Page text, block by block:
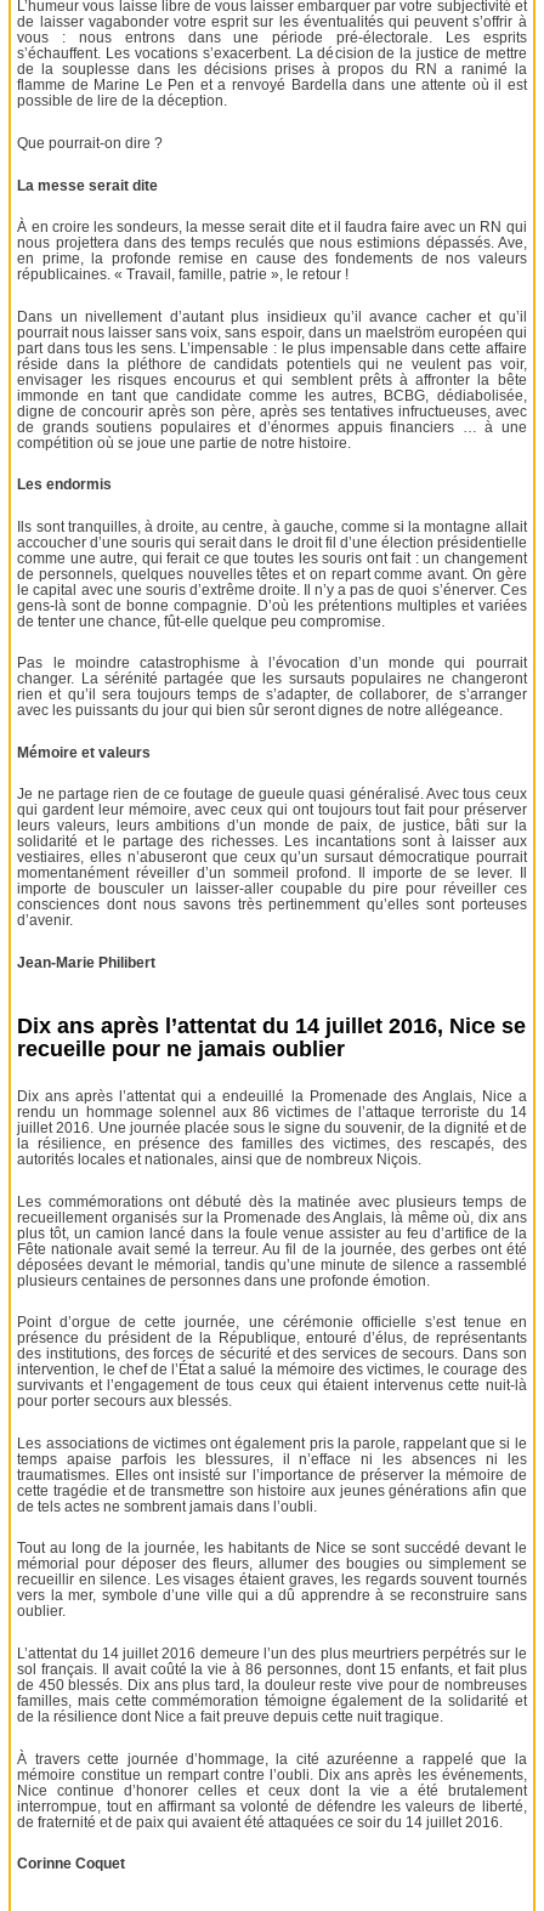
L’humeur vous laisse libre de vous laisser embarquer par votre subjectivité et
de laisser vagabonder votre esprit sur les éventualités qui peuvent s’offrir à
vous : nous entrons dans une période pré-électorale. Les esprits
s’échauffent. Les vocations s’exacerbent. La décision de la justice de mettre
de la souplesse dans les décisions prises à propos du RN a ranimé la
flamme de Marine Le Pen et a renvoyé Bardella dans une attente où il est
possible de lire de la déception.
Que pourrait-on dire ?
La messe serait dite
À en croire les sondeurs, la messe serait dite et il faudra faire avec un RN qui
nous projettera dans des temps reculés que nous estimions dépassés. Ave,
en prime, la profonde remise en cause des fondements de nos valeurs
républicaines. « Travail, famille, patrie », le retour !
Dans un nivellement d’autant plus insidieux qu’il avance cacher et qu’il
pourrait nous laisser sans voix, sans espoir, dans un maelström européen qui
part dans tous les sens. L’impensable : le plus impensable dans cette affaire
réside dans la pléthore de candidats potentiels qui ne veulent pas voir,
envisager les risques encourus et qui semblent prêts à affronter la bête
immonde en tant que candidate comme les autres, BCBG, dédiabolisée,
digne de concourir après son père, après ses tentatives infructueuses, avec
de grands soutiens populaires et d’énormes appuis financiers … à une
compétition où se joue une partie de notre histoire.
Les endormis
Ils sont tranquilles, à droite, au centre, à gauche, comme si la montagne allait
accoucher d’une souris qui serait dans le droit fil d’une élection présidentielle
comme une autre, qui ferait ce que toutes les souris ont fait : un changement
de personnels, quelques nouvelles têtes et on repart comme avant. On gère
le capital avec une souris d’extrême droite. Il n’y a pas de quoi s’énerver. Ces
gens-là sont de bonne compagnie. D’où les prétentions multiples et variées
de tenter une chance, fût-elle quelque peu compromise.
Pas le moindre catastrophisme à l’évocation d’un monde qui pourrait
changer. La sérénité partagée que les sursauts populaires ne changeront
rien et qu’il sera toujours temps de s’adapter, de collaborer, de s’arranger
avec les puissants du jour qui bien sûr seront dignes de notre allégeance.
Mémoire et valeurs
Je ne partage rien de ce foutage de gueule quasi généralisé. Avec tous ceux
qui gardent leur mémoire, avec ceux qui ont toujours tout fait pour préserver
leurs valeurs, leurs ambitions d’un monde de paix, de justice, bâti sur la
solidarité et le partage des richesses. Les incantations sont à laisser aux
vestiaires, elles n’abuseront que ceux qu’un sursaut démocratique pourrait
momentanément réveiller d’un sommeil profond. Il importe de se lever. Il
importe de bousculer un laisser-aller coupable du pire pour réveiller ces
consciences dont nous savons très pertinemment qu’elles sont porteuses
d’avenir.
Jean-Marie Philibert
Dix ans après l’attentat du 14 juillet 2016, Nice se
recueille pour ne jamais oublier
Dix ans après l’attentat qui a endeuillé la Promenade des Anglais, Nice a
rendu un hommage solennel aux 86 victimes de l’attaque terroriste du 14
juillet 2016. Une journée placée sous le signe du souvenir, de la dignité et de
la résilience, en présence des familles des victimes, des rescapés, des
autorités locales et nationales, ainsi que de nombreux Niçois.
Les commémorations ont débuté dès la matinée avec plusieurs temps de
recueillement organisés sur la Promenade des Anglais, là même où, dix ans
plus tôt, un camion lancé dans la foule venue assister au feu d’artifice de la
Fête nationale avait semé la terreur. Au fil de la journée, des gerbes ont été
déposées devant le mémorial, tandis qu’une minute de silence a rassemblé
plusieurs centaines de personnes dans une profonde émotion.
Point d’orgue de cette journée, une cérémonie officielle s’est tenue en
présence du président de la République, entouré d’élus, de représentants
des institutions, des forces de sécurité et des services de secours. Dans son
intervention, le chef de l’État a salué la mémoire des victimes, le courage des
survivants et l’engagement de tous ceux qui étaient intervenus cette nuit-là
pour porter secours aux blessés.
Les associations de victimes ont également pris la parole, rappelant que si le
temps apaise parfois les blessures, il n’efface ni les absences ni les
traumatismes. Elles ont insisté sur l’importance de préserver la mémoire de
cette tragédie et de transmettre son histoire aux jeunes générations afin que
de tels actes ne sombrent jamais dans l’oubli.
Tout au long de la journée, les habitants de Nice se sont succédé devant le
mémorial pour déposer des fleurs, allumer des bougies ou simplement se
recueillir en silence. Les visages étaient graves, les regards souvent tournés
vers la mer, symbole d’une ville qui a dû apprendre à se reconstruire sans
oublier.
L’attentat du 14 juillet 2016 demeure l’un des plus meurtriers perpétrés sur le
sol français. Il avait coûté la vie à 86 personnes, dont 15 enfants, et fait plus
de 450 blessés. Dix ans plus tard, la douleur reste vive pour de nombreuses
familles, mais cette commémoration témoigne également de la solidarité et
de la résilience dont Nice a fait preuve depuis cette nuit tragique.
À travers cette journée d’hommage, la cité azuréenne a rappelé que la
mémoire constitue un rempart contre l’oubli. Dix ans après les événements,
Nice continue d’honorer celles et ceux dont la vie a été brutalement
interrompue, tout en affirmant sa volonté de défendre les valeurs de liberté,
de fraternité et de paix qui avaient été attaquées ce soir du 14 juillet 2016.
Corinne Coquet